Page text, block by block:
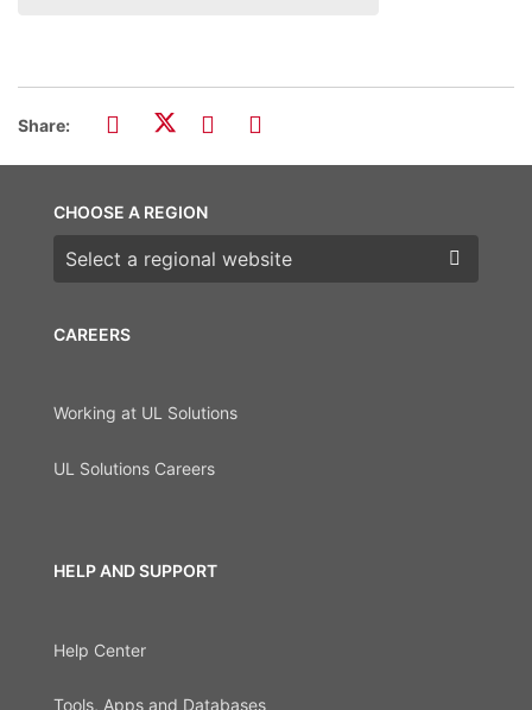
Share:
CAREERS
Working at UL Solutions
UL Solutions Careers
HELP AND SUPPORT
Help Center
Tools, Apps and Databases
CHOOSE A REGION
Choose a region